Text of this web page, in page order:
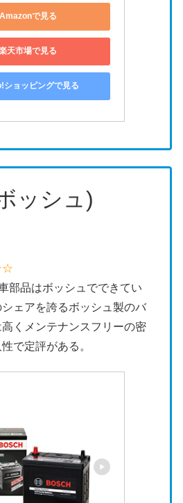
Amazonで見る
天市場で見る
ショッピングで見る
ッシュ)
部品はボッシュでできてい
ェアを誇るボッシュ製のバ
くメンテナンスフリーの密
で定評がある。